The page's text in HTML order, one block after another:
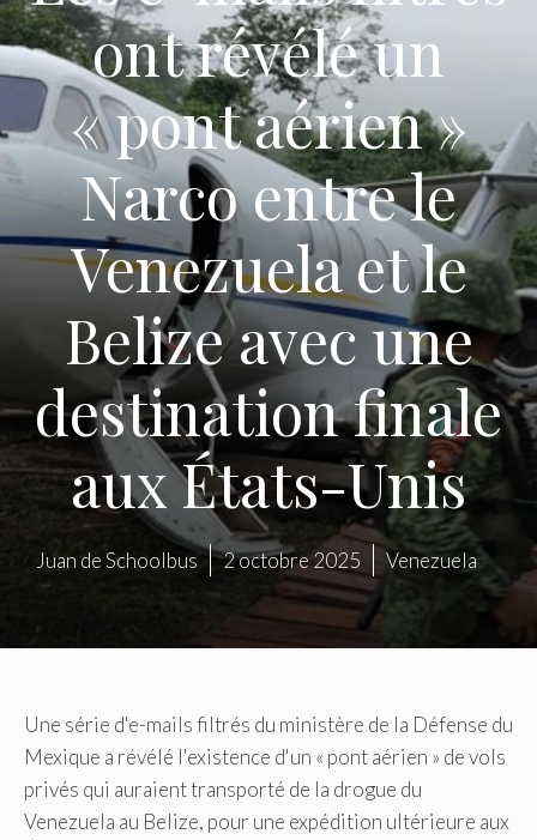
ont révélé un
« pont aérien »
Narco entre le
Venezuela et le
Belize avec une
destination finale
aux États-Unis
Juan de Schoolbus 2 octobre 2025 Venezuela
Une série d'e-mails filtrés du ministère de la Défense du
Mexique a révélé l'existence d'un « pont aérien » de vols
privés qui auraient transporté de la drogue du
Venezuela au Belize, pour une expédition ultérieure aux